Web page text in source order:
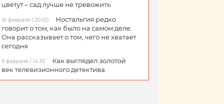
цветут – сад лучше не тревожить
16 февраля / 20:00
Ностальгия редко
говорит о том, как было на самом деле.
Она рассказывает о том, чего не хватает
сегодня
9 февраля / 14:30
Как выглядел золотой
век телевизионного детектива